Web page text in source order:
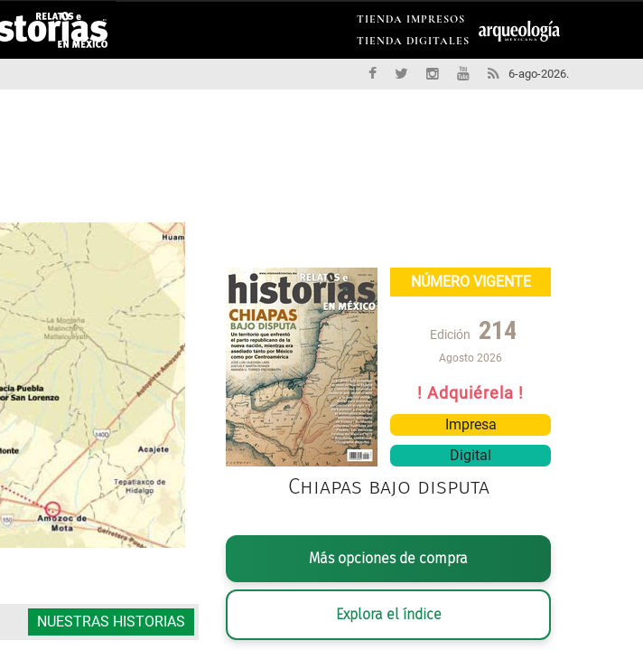
TIENDA IMPRESOS
TIENDA DIGITALES
6-ago-2026.
GRÁFICO: GERARDO DÍAZ, 2025 / EDITORIAL
NUESTRAS HISTORIAS
NÚMERO VIGENTE
Edición 214
Agosto 2026
! Adquiérela !
Impresa
Digital
Chiapas bajo disputa
Más opciones de compra
Explora el índice